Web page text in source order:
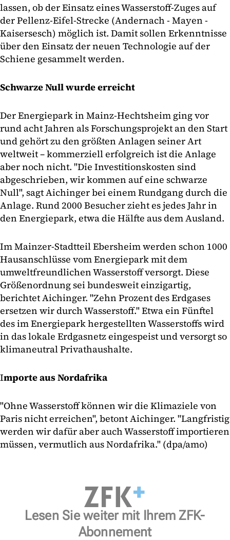
lassen, ob der Einsatz eines Wasserstoff-Zuges auf
der Pellenz-Eifel-Strecke (Andernach - Mayen -
Kaisersesch) möglich ist. Damit sollen Erkenntnisse
über den Einsatz der neuen Technologie auf der
Schiene gesammelt werden.
Schwarze Null wurde erreicht
Der Energiepark in Mainz-Hechtsheim ging vor
rund acht Jahren als Forschungsprojekt an den Start
und gehört zu den größten Anlagen seiner Art
weltweit – kommerziell erfolgreich ist die Anlage
aber noch nicht. "Die Investitionskosten sind
abgeschrieben, wir kommen auf eine schwarze
Null", sagt Aichinger bei einem Rundgang durch die
Anlage. Rund 2000 Besucher zieht es jedes Jahr in
den Energiepark, etwa die Hälfte aus dem Ausland.
Im Mainzer-Stadtteil Ebersheim werden schon 1000
Hausanschlüsse vom Energiepark mit dem
umweltfreundlichen Wasserstoff versorgt. Diese
Größenordnung sei bundesweit einzigartig,
berichtet Aichinger. "Zehn Prozent des Erdgases
ersetzen wir durch Wasserstoff." Etwa ein Fünftel
des im Energiepark hergestellten Wasserstoffs wird
in das lokale Erdgasnetz eingespeist und versorgt so
klimaneutral Privathaushalte.
Importe aus Nordafrika
"Ohne Wasserstoff können wir die Klimaziele von
Paris nicht erreichen", betont Aichinger. "Langfristig
werden wir dafür aber auch Wasserstoff importieren
müssen, vermutlich aus Nordafrika." (dpa/amo)
Lesen Sie weiter mit Ihrem ZFK-
Abonnement